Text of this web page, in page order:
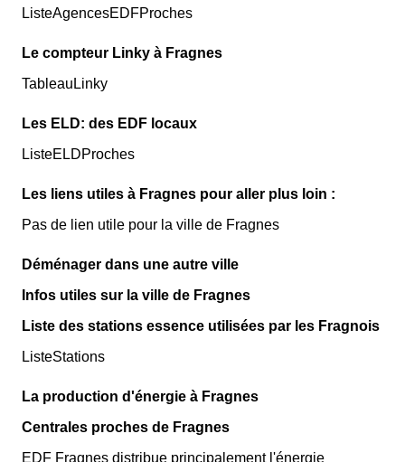
ListeAgencesEDFProches
Le compteur Linky à Fragnes
TableauLinky
Les ELD: des EDF locaux
ListeELDProches
Les liens utiles à Fragnes pour aller plus loin :
Pas de lien utile pour la ville de Fragnes
Déménager dans une autre ville
Infos utiles sur la ville de Fragnes
Liste des stations essence utilisées par les Fragnois
ListeStations
La production d'énergie à Fragnes
Centrales proches de Fragnes
EDF Fragnes distribue principalement l'énergie